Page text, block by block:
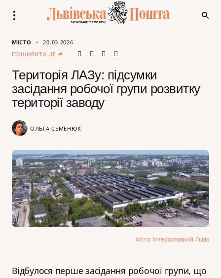
МІСТО
20.03.2026
ПОШИРИТИ ЦЕ
Територія ЛАЗу: підсумки
засідання робочої групи розвитку
території заводу
ОЛЬГА СЕМЕНЮК
Фото: Інтерактивний Львів
Відбулося перше засідання робочої групи, що